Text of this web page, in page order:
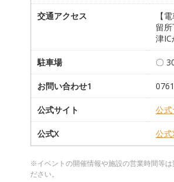
交通アクセス
【
留
津
駐車場 〇
お問い合わせ1
公式サイト 公
公式X 公式
※イベントの開催情報や施設の営業時間等
ださい。